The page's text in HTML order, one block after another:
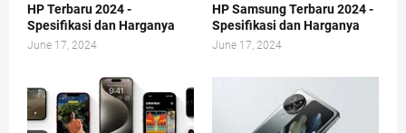
HP Terbaru 2024 -
Spesifikasi dan Harganya
June 17, 2024
HP Samsung Terbaru 2024 -
Spesifikasi dan Harganya
June 17, 2024